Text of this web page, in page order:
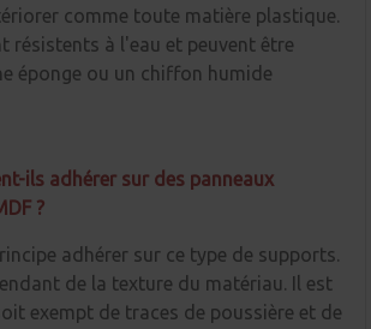
comme toute matière plastique.
résistents à l'eau et peuvent être
éponge ou un chiffon humide
ils adhérer sur des panneaux
?
adhérer sur ce type de supports.
de la texture du matériau. Il est
exempt de traces de poussière et de